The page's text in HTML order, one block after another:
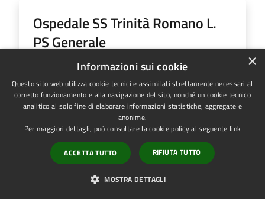
Ospedale SS Trinità Romano L.
PS Generale
IndirizzoVia S. Francesco DAssisi, 12
Ospedale SS Trinità Romano L. PS Generale...
LEGGI DI PIÙ
×
Informazioni sui cookie
Questo sito web utilizza cookie tecnici e assimilati strettamente necessari al
corretto funzionamento e alla navigazione del sito, nonché un cookie tecnico
analitico al solo fine di elaborare informazioni statistiche, aggregate e
anonime.
Per maggiori dettagli, può consultare la cookie policy al seguente link
ACCETTA TUTTO RIFIUTA TUTTO
MOSTRA DETTAGLI